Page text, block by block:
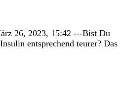
26, 2023, 15:42 ---Bist Du
entsprechend teurer? Das